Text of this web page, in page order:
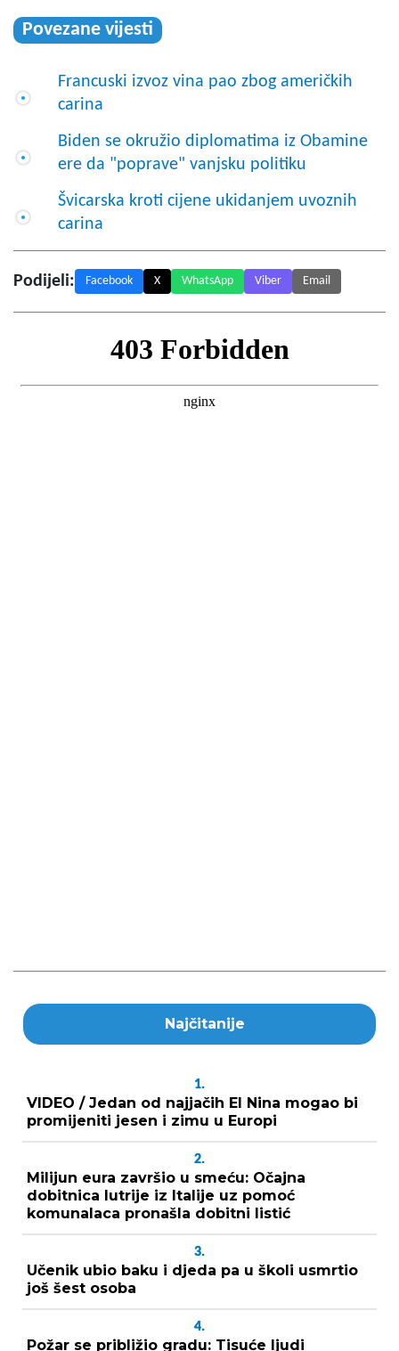
Povezane vijesti
Francuski izvoz vina pao zbog američkih
carina
Biden se okružio diplomatima iz Obamine
ere da "poprave" vanjsku politiku
Švicarska kroti cijene ukidanjem uvoznih
carina
Podijeli: Facebook X WhatsApp Viber Email
Najčitanije
1.
VIDEO / Jedan od najjačih El Nina mogao bi
promijeniti jesen i zimu u Europi
2.
Milijun eura završio u smeću: Očajna
dobitnica lutrije iz Italije uz pomoć
komunalaca pronašla dobitni listić
3.
Učenik ubio baku i djeda pa u školi usmrtio
još šest osoba
4.
Požar se približio gradu: Tisuće ljudi